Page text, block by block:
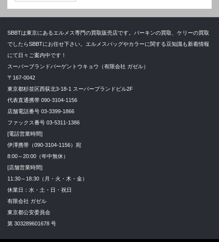
SBBTは東京にあるエルメス専門の買取販売店です。バーキンの買取、ケリーの買取
でしたらSBBTにお任せ下さい。エルメスバッグやカラーに関する豆知識も新着情報
にて日々ご案内中です！
スーパーブランドバーゲントウキョウ（有限会社 ガゼル）
〒167-0042
東京都杉並区西荻北3-18-1 スーパーブランドビル2F
代表直通携帯 090-3104-1156
店舗電話番号 03-3399-1866
ファックス番号 03-5311-1386
[電話営業時間]
伊澤携帯（090-3104-1156）宛
8:00～20:00（年中無休）
[店舗営業時間]
11:30～18:30（月・火・木・金）
休業日：水・土・日・祝日
有限会社 ガゼル
東京都公安委員会
第 303289601678 号